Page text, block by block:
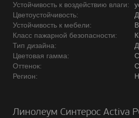
Устойчивость к воздействию влаги:
Цветоустойчивость:
Устойчивость к мебели:
Класс пажарной безопасности:
Тип дизайна:
Цветовая гамма:
Оттенок:
Регион:
Линолеум Синтерос Activa